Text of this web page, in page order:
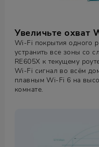
Увеличьте охват
Wi-Fi покрытия одного
устранить все зоны со
RE605X к текущему
Wi‑Fi сигнал во всём
плавным Wi‑Fi 6 на
комнате.